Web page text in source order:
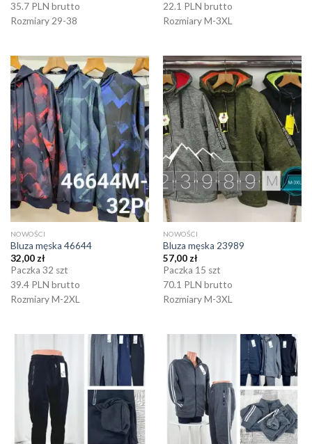
35.7 PLN brutto
Rozmiary 29-38
22.1 PLN brutto
Rozmiary M-3XL
NOWOŚCI
Bluza męska 46644
32,00zł
Paczka 32 szt
39.4 PLN brutto
Rozmiary M-2XL
NOWOŚCI
Bluza męska 23989
57,00zł
Paczka 15 szt
70.1 PLN brutto
Rozmiary M-3XL